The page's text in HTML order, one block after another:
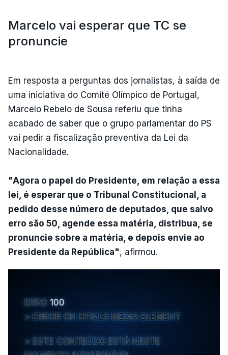
Marcelo vai esperar que TC se
pronuncie
Em resposta a perguntas dos jornalistas, à saída de
uma iniciativa do Comité Olímpico de Portugal,
Marcelo Rebelo de Sousa referiu que tinha
acabado de saber que o grupo parlamentar do PS
vai pedir a fiscalização preventiva da Lei da
Nacionalidade.
"Agora o papel do Presidente, em relação a essa
lei, é esperar que o Tribunal Constitucional, a
pedido desse número de deputados, que salvo
erro são 50, agende essa matéria, distribua, se
pronuncie sobre a matéria, e depois envie ao
Presidente da República", afirmou.
ERRO 100
ERROR ON HTML5 MEDIA ELEMENT
ESTE CONTEÚDO ESTÁ NESTE